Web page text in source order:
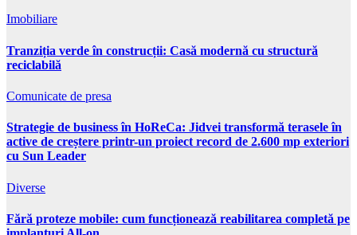
Imobiliare
Tranziția verde în construcții: Casă modernă cu structură
reciclabilă
Comunicate de presa
Strategie de business în HoReCa: Jidvei transformă terasele în
active de creștere printr-un proiect record de 2.600 mp exteriori
cu Sun Leader
Diverse
Fără proteze mobile: cum funcționează reabilitarea completă pe